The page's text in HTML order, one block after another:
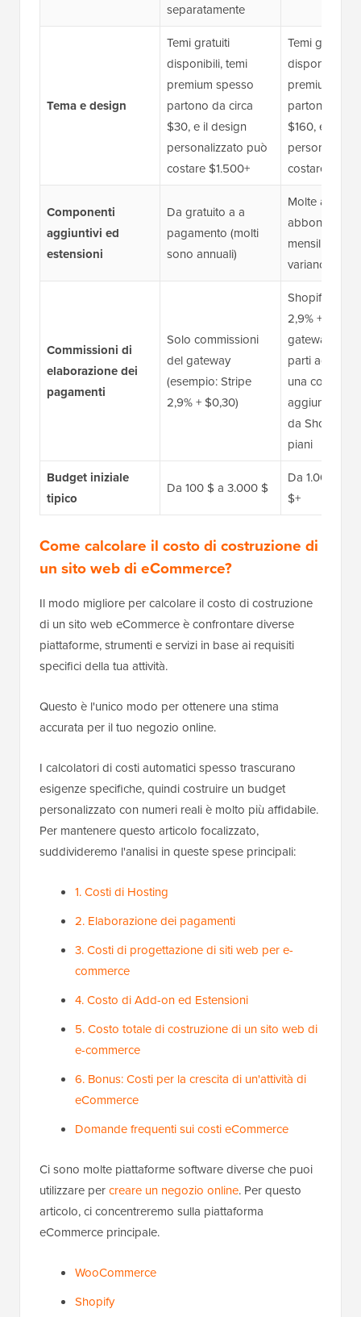
separatamente
Tema e design
Temi gratuiti
disponibili, temi
premium spesso
partono da circa
$30, e il design
personalizzato può
costare $1.500+
Temi gratuiti
disponibili,
premium
partono da
$160, e il
costare
Componenti
aggiuntivi ed
estensioni
Da gratuito a a
pagamento (molti
sono annuali)
Molte app
abbonamenti
mensili, i costi
variano
Commissioni di
elaborazione dei
pagamenti
Solo commissioni
del gateway
(esempio: Stripe
2,9% + $0,30)
Shopify
2,9% + 0,30
gateway di
parti
una
aggiuntiva
da Shopify
piani
Budget iniziale
tipico
Da 100 $ a 3.000 $
Da 1.000 $ a
$+
Come calcolare il costo di costruzione di
un sito web di eCommerce?
Il modo migliore per calcolare il costo di costruzione
di un sito web eCommerce è confrontare diverse
piattaforme, strumenti e servizi in base ai requisiti
specifici della tua attività.
Questo è l'unico modo per ottenere una stima
accurata per il tuo negozio online.
I calcolatori di costi automatici spesso trascurano
esigenze specifiche, quindi costruire un budget
personalizzato con numeri reali è molto più affidabile.
Per mantenere questo articolo focalizzato,
suddivideremo l'analisi in queste spese principali:
1. Costi di Hosting
2. Elaborazione dei pagamenti
3. Costi di progettazione di siti web per e-
commerce
4. Costo di Add-on ed Estensioni
5. Costo totale di costruzione di un sito web di
e-commerce
6. Bonus: Costi per la crescita di un'attività di
eCommerce
Domande frequenti sui costi eCommerce
Ci sono molte piattaforme software diverse che puoi
utilizzare percreare un negozio online. Per questo
articolo, ci concentreremo sulla piattaforma
eCommerce principale.
WooCommerce
Shopify